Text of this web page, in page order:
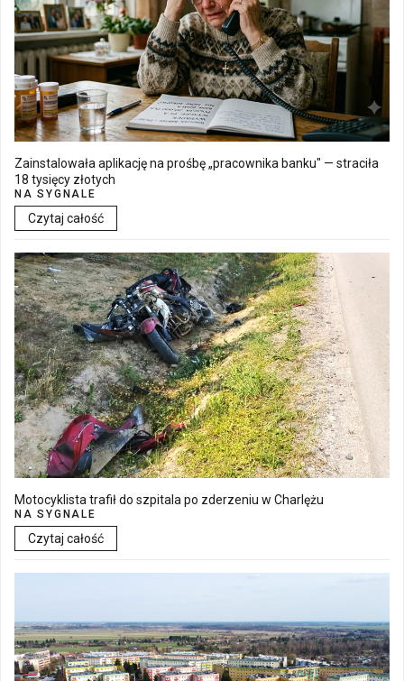
Zainstalowała aplikację na prośbę „pracownika banku" — straciła
18 tysięcy złotych
NA SYGNALE
Czytaj całość
Motocyklista trafił do szpitala po zderzeniu w Charlężu
NA SYGNALE
Czytaj całość